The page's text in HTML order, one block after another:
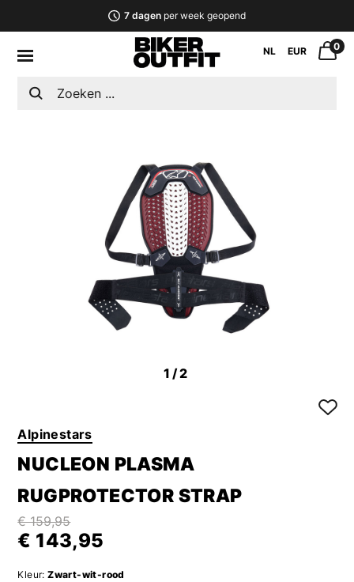
7 dagenper week geopend
NL EUR 0
1/2
Alpinestars
NUCLEON PLASMA
RUGPROTECTOR STRAP
€ 159,95
€ 143,95
Kleur: Zwart-wit-rood